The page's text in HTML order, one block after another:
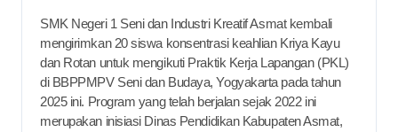
SMK Negeri 1 Seni dan Industri Kreatif Asmat kembali
mengirimkan 20 siswa konsentrasi keahlian Kriya Kayu
dan Rotan untuk mengikuti Praktik Kerja Lapangan (PKL)
di BBPPMPV Seni dan Budaya, Yogyakarta pada tahun
2025 ini. Program yang telah berjalan sejak 2022 ini
merupakan inisiasi Dinas Pendidikan Kabupaten Asmat,